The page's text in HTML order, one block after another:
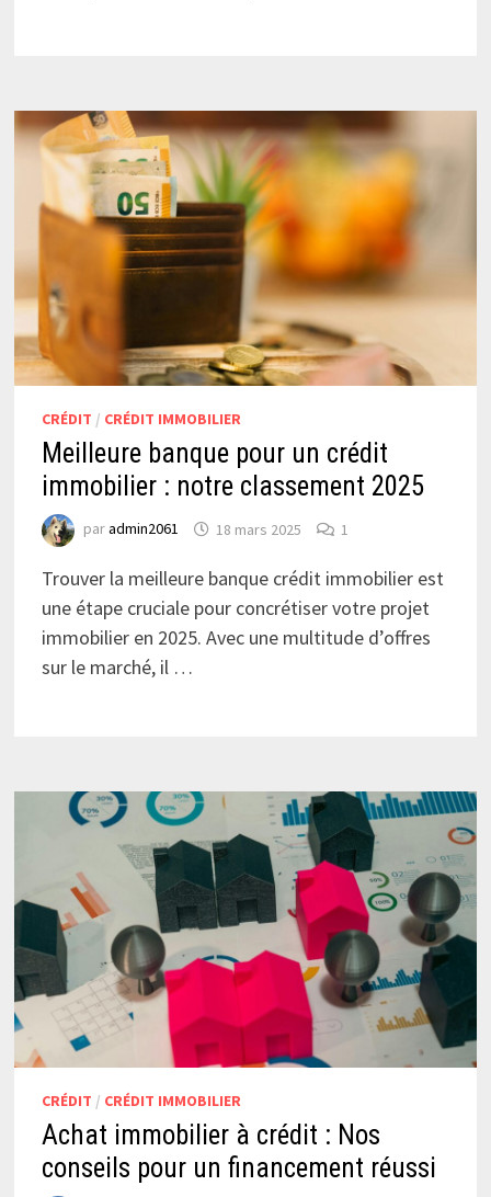
CRÉDIT / CRÉDIT IMMOBILIER
Meilleure banque pour un crédit
immobilier : notre classement 2025
paradmin2061 18 mars 2025 1
Trouver la meilleure banque crédit immobilier est
une étape cruciale pour concrétiser votre projet
immobilier en 2025. Avec une multitude d’offres
sur le marché, il …
CRÉDIT / CRÉDIT IMMOBILIER
Achat immobilier à crédit : Nos
conseils pour un financement réussi